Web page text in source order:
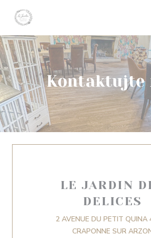
Kontaktujte
LE JARDIN
DELICES
2 AVENUE DU PETIT QUINA
CRAPONNE SUR